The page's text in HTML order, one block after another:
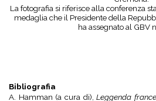
La fotografia si riferisce alla conferenza
medaglia che il Presidente della
ha assegnato al GBV
Bibliografia
A. Hamman (a cura di),Leggenda